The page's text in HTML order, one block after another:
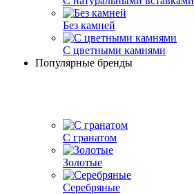
Без камней
С цветными камнями
Популярные бренды
С гранатом
Золотые
Серебряные